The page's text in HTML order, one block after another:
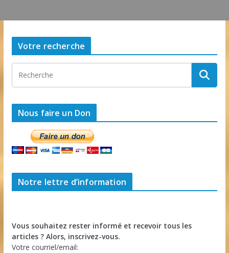
Votre recherche
Nous faire un Don
Notre lettre d’information
Vous souhaitez rester informé et recevoir tous les
articles ? Alors, inscrivez-vous.
Votre courriel/email: